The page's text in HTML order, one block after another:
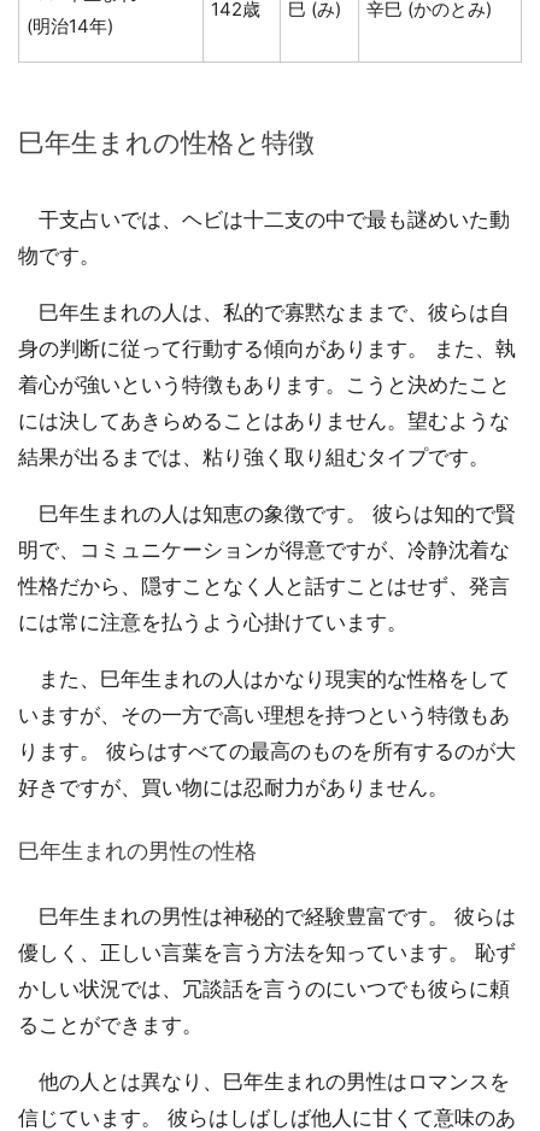
(明治14年)
142歳 巳 (み) 辛巳 (かのとみ)
巳年生まれの性格と特徴
干支占いでは、ヘビは十二支の中で最も謎めいた動
物です。
巳年生まれの人は、私的で寡黙なままで、彼らは自
身の判断に従って行動する傾向があります。 また、執
着心が強いという特徴もあります。こうと決めたこと
には決してあきらめることはありません。望むような
結果が出るまでは、粘り強く取り組むタイプです。
巳年生まれの人は知恵の象徴です。 彼らは知的で賢
明で、コミュニケーションが得意ですが、冷静沈着な
性格だから、隠すことなく人と話すことはせず、発言
には常に注意を払うよう心掛けています。
また、巳年生まれの人はかなり現実的な性格をして
いますが、その一方で高い理想を持つという特徴もあ
ります。 彼らはすべての最高のものを所有するのが大
好きですが、買い物には忍耐力がありません。
巳年生まれの男性の性格
巳年生まれの男性は神秘的で経験豊富です。 彼らは
優しく、正しい言葉を言う方法を知っています。 恥ず
かしい状況では、冗談話を言うのにいつでも彼らに頼
ることができます。
他の人とは異なり、巳年生まれの男性はロマンスを
信じています。 彼らはしばしば他人に甘くて意味のあ